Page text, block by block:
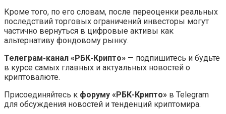
Кроме того, по его словам, после переоценки реальных
последствий торговых ограничений инвесторы могут
частично вернуться в цифровые активы как
альтернативу фондовому рынку.
Телеграм-канал «РБК-Крипто» — подпишитесь и будьте
в курсе самых главных и актуальных новостей о
криптовалюте.
Присоединяйтесь к форуму «РБК-Крипто» в Telegram
для обсуждения новостей и тенденций криптомира.